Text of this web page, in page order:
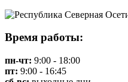
Время работы:
пн-чт: 9:00 - 18:00
пт: 9:00 - 16:45